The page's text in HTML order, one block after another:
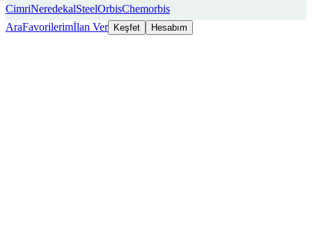
CimriNeredekalSteelOrbisChemorbis
AraFavorilerimİlan Ver Keşfet Hesabım